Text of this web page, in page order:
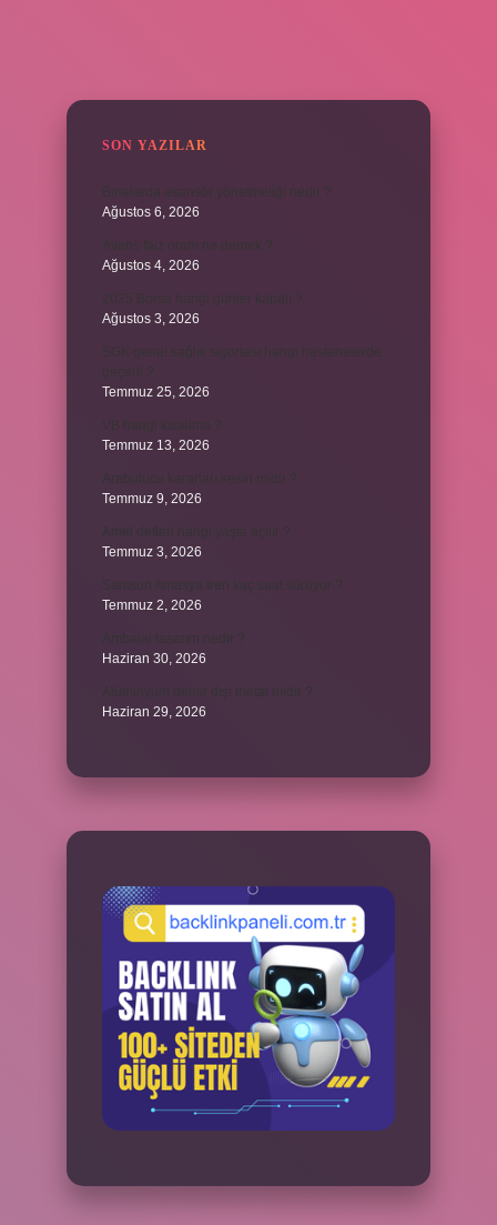
SON YAZILAR
Binalarda asansör yönetmeliği nedir ?
Ağustos 6, 2026
Ağustos 4, 2026
2025 Borsa hangi günler kapalı ?
Ağustos 3, 2026
Temmuz 25, 2026
Temmuz 13, 2026
Temmuz 9, 2026
Temmuz 3, 2026
Temmuz 2, 2026
Haziran 30, 2026
Haziran 29, 2026